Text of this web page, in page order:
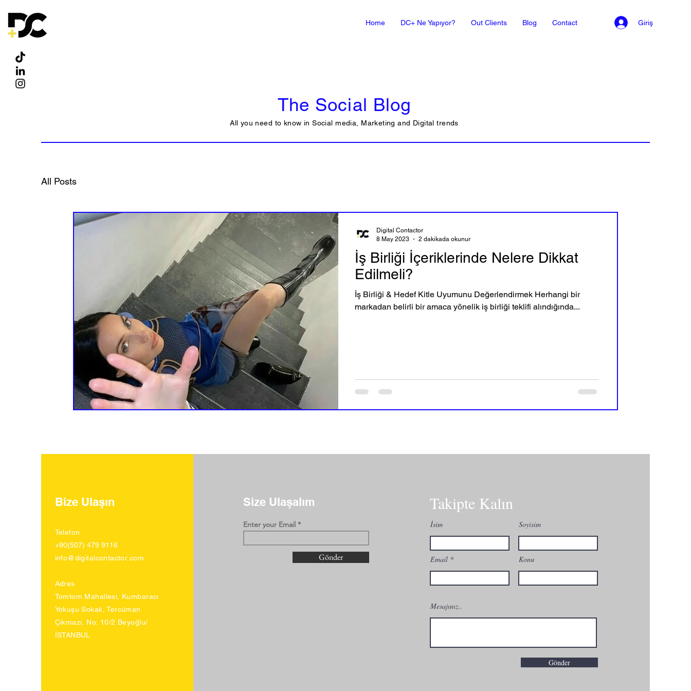
Home DC+ Ne Yapıyor? Out Clients Blog Contact Giriş
The Social Blog
All you need to know in Social media, Marketing and Digital trends
All Posts
İş Birliği İçeriklerinde Nelere Dikkat
Edilmeli?
İş Birliği & Hedef Kitle Uyumunu Değerlendirmek Herhangi bir
markadan belirli bir amaca yönelik iş birliği teklifi alındığında...
Digital Contactor
8 May 2023
2 dakikada okunur
Bize Ulaşın
Telefon
+90(507) 479 9116
info@digitalcontactor.com
Adres
Tomtom Mahallesi, Kumbaracı
Yokuşu Sokak, Tercüman
Çıkmazı, No: 10/2 Beyoğlu/
İSTANBUL
Size Ulaşalım
Enter your Email
Gönder
Takipte Kalın
İsim Soyisim
Email Konu
Mesajınız..
Gönder